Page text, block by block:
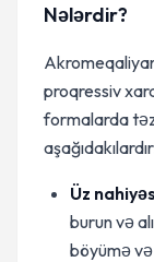
Nələrdir?
proqressiv
formalarda
Üz
burun və
böyümə və